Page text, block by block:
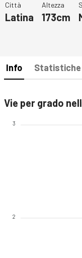
Città
Latina
Altezza
173cm
Info Statistiche
Vie per grado
3
2